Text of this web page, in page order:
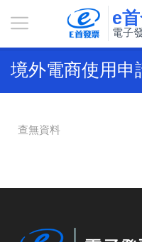
e
電子
境外電商使用申
查無資料